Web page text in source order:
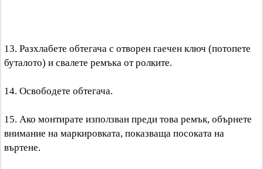
13. Разхлабете обтегача с отворен гаечен ключ (потопете
буталото) и свалете ремъка от ролките.
14. Освободете обтегача.
15. Ако монтирате използван преди това ремък, обърнете
внимание на маркировката, показваща посоката на
въртене.